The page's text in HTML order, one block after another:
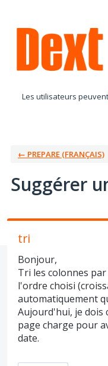
au
contenu
Les utilisateurs peuvent
← PREPARE (FRANÇAIS)
Suggérer
tri
Bonjour,
Tri les colonnes
l'ordre choisi
automatiquement
Aujourd'hui, je dois
page charge pour
date.